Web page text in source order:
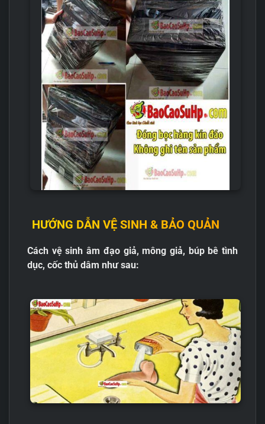
HƯỚNG DẪN VỆ SINH & BẢO QUẢN
Cách vệ sinh âm đạo giả, mông giả, búp bê tình
dục, cốc thủ dâm như sau: